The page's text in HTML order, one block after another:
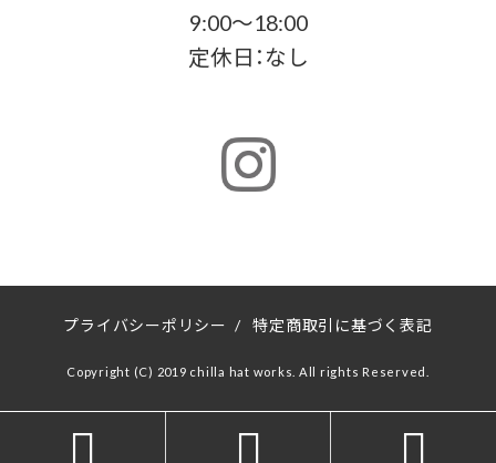
9:00～18:00
定休日：なし
プライバシーポリシー / 特定商取引に基づく表記
Copyright (C) 2019 chilla hat works. All rights Reserved.
  